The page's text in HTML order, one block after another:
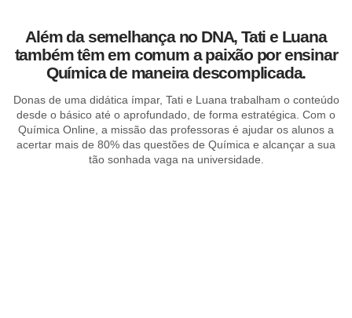
Além da semelhança no DNA, Tati e Luana
também têm em comum a paixão por ensinar
Química de maneira descomplicada.
Donas de uma didática ímpar, Tati e Luana trabalham o conteúdo
desde o básico até o aprofundado, de forma estratégica. Com o
Química Online, a missão das professoras é ajudar os alunos a
acertar mais de 80% das questões de Química e alcançar a sua
tão sonhada vaga na universidade.